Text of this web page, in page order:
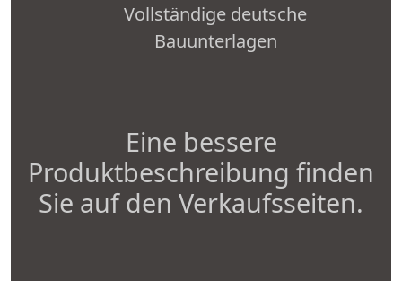
Vollständige deutsche
Bauunterlagen
Eine bessere
Produktbeschreibung finden
Sie auf den Verkaufsseiten.